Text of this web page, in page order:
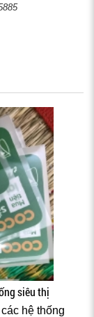
siêu thị
hệ thống